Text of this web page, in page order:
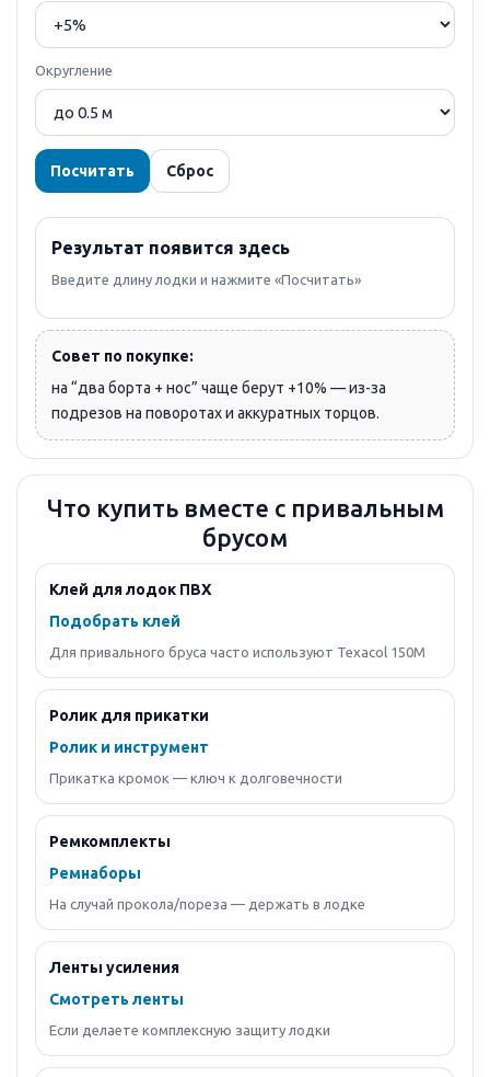
Округление
Посчитать Сброс
Результат появится здесь
Введите длину лодки и нажмите «Посчитать»
Совет по покупке:
на “два борта + нос” чаще берут +10% — из-за
подрезов на поворотах и аккуратных торцов.
Что купить вместе с привальным
брусом
Клей для лодок ПВХ
Подобрать клей
Для привального бруса часто используют Texacol 150M
Ролик для прикатки
Ролик и инструмент
Прикатка кромок — ключ к долговечности
Ремкомплекты
Ремнаборы
На случай прокола/пореза — держать в лодке
Ленты усиления
Смотреть ленты
Если делаете комплексную защиту лодки